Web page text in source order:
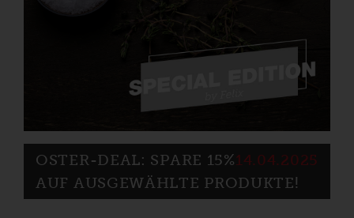
14.04.2025
OSTER-DEAL: SPARE 15%
AUF AUSGEWÄHLTE PRODUKTE!